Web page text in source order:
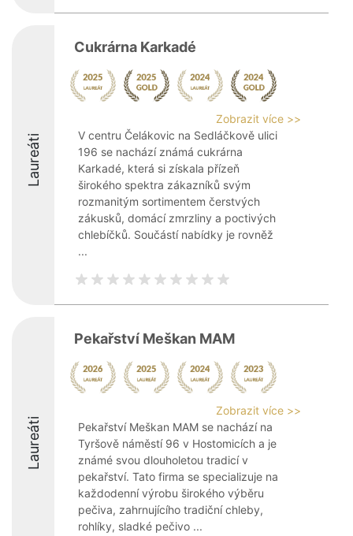
Laureáti
Cukrárna Karkadé
Zobrazit více >>
V centru Čelákovic na Sedláčkově ulici
196 se nachází známá cukrárna
Karkadé, která si získala přízeň
širokého spektra zákazníků svým
rozmanitým sortimentem čerstvých
zákusků, domácí zmrzliny a poctivých
chlebíčků. Součástí nabídky je rovněž
...
Laureáti
Pekařství Meškan MAM
Zobrazit více >>
Pekařství Meškan MAM se nachází na
Tyršově náměstí 96 v Hostomicích a je
známé svou dlouholetou tradicí v
pekařství. Tato firma se specializuje na
každodenní výrobu širokého výběru
pečiva, zahrnujícího tradiční chleby,
rohlíky, sladké pečivo ...